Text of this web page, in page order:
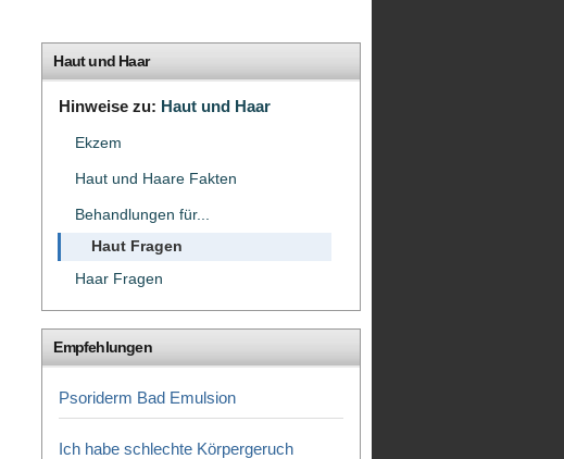
Haut und Haar
Hinweise zu: Haut und Haar
Ekzem
Haut und Haare Fakten
Behandlungen für...
Haut Fragen
Haar Fragen
Empfehlungen
Psoriderm Bad Emulsion
Ich habe schlechte Körpergeruch